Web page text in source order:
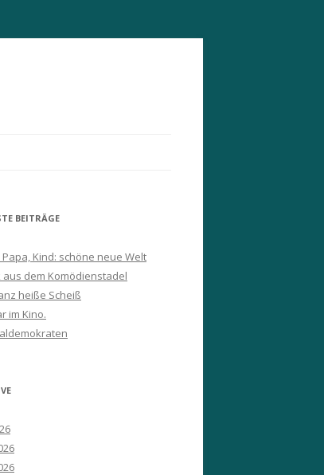
BEITRÄGE
Papa, Kind: schöne neue Welt
aus dem Komödienstadel
heiße Scheiß
im Kino.